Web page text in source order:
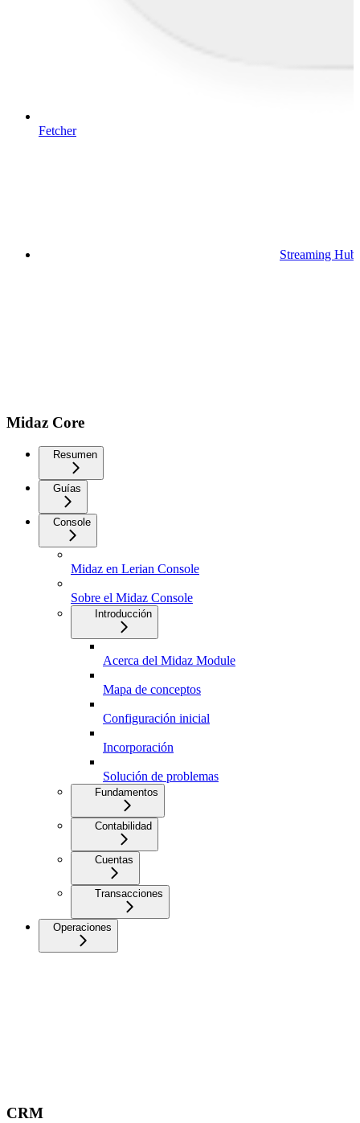
Fetcher
Streaming Hub
Midaz Core
Resumen
Guías
Console
Midaz en Lerian Console
Sobre el Midaz Console
Introducción
Acerca del Midaz Module
Mapa de conceptos
Configuración inicial
Incorporación
Solución de problemas
Fundamentos
Contabilidad
Cuentas
Transacciones
Operaciones
CRM